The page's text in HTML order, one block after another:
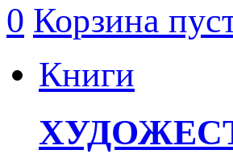
0 Корзина
Книги